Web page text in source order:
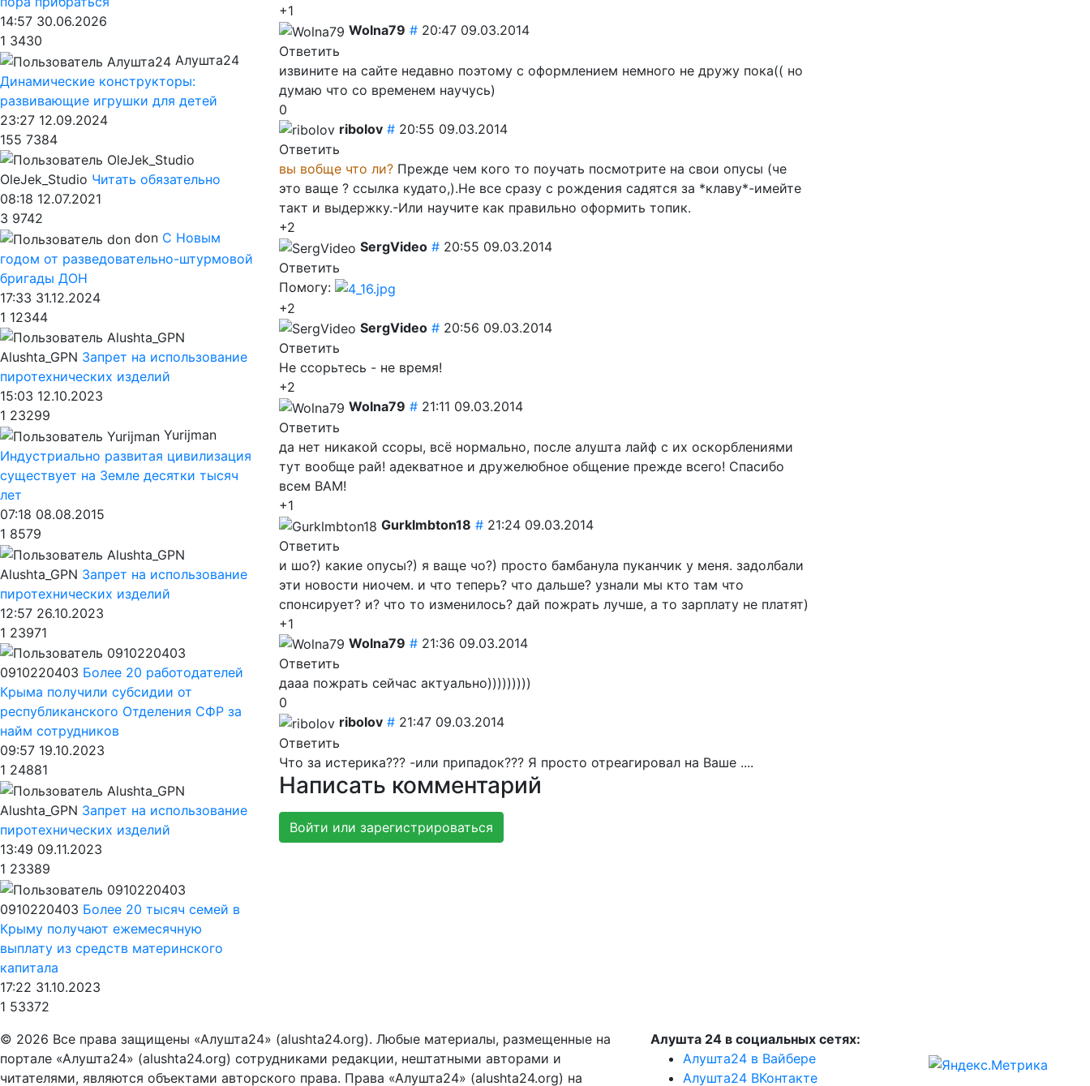
+1
Wolna79 # 20:47 09.03.2014
Ответить
извините на сайте недавно поэтому с оформлением немного не дружу пока(( но
думаю что со временем научусь)
0
ribolov # 20:55 09.03.2014
Ответить
вы вобще что ли?Прежде чем кого то поучать посмотрите на свои опусы (че
это ваще ? ссылка кудато,).Не все сразу с рождения садятся за *клаву*-имейте
такт и выдержку.-Или научите как правильно оформить топик.
+2
SergVideo # 20:55 09.03.2014
Ответить
Помогу:
+2
SergVideo # 20:56 09.03.2014
Ответить
Не ссорьтесь - не время!
+2
Wolna79 # 21:11 09.03.2014
Ответить
да нет никакой ссоры, всё нормально, после алушта лайф с их оскорблениями
тут вообще рай! адекватное и дружелюбное общение прежде всего! Спасибо
всем ВАМ!
+1
Gurklmbton18 # 21:24 09.03.2014
Ответить
и шо?) какие опусы?) я ваще чо?) просто бамбанула пуканчик у меня. задолбали
эти новости ниочем. и что теперь? что дальше? узнали мы кто там что
спонсирует? и? что то изменилось? дай пожрать лучше, а то зарплату не платят)
+1
Wolna79 # 21:36 09.03.2014
Ответить
дааа пожрать сейчас актуально)))))))))
0
ribolov # 21:47 09.03.2014
Ответить
Что за истерика??? -или припадок??? Я просто отреагировал на Ваше ....
Написать комментарий
Войти или зарегистрироваться
14:57 30.06.2026
1 3430
Алушта24
Динамические конструкторы:
развивающие игрушки для детей
23:27 12.09.2024
155 7384
OleJek_Studio Читать обязательно
08:18 12.07.2021
3 9742
don С Новым
годом от разведовательно-штурмовой
бригады ДОН
17:33 31.12.2024
1 12344
Alushta_GPN Запрет на использование
пиротехнических изделий
15:03 12.10.2023
1 23299
Yurijman
Индустриально развитая цивилизация
существует на Земле десятки тысяч
лет
07:18 08.08.2015
1 8579
Alushta_GPN Запрет на использование
пиротехнических изделий
12:57 26.10.2023
1 23971
0910220403 Более 20 работодателей
Крыма получили субсидии от
республиканского Отделения СФР за
найм сотрудников
09:57 19.10.2023
1 24881
Alushta_GPN Запрет на использование
пиротехнических изделий
13:49 09.11.2023
1 23389
0910220403 Более 20 тысяч семей в
Крыму получают ежемесячную
выплату из средств материнского
капитала
17:22 31.10.2023
1 53372
© 2026 Все права защищены «Алушта24» (alushta24.org). Любые материалы, размещенные на
портале «Алушта24» (alushta24.org) сотрудниками редакции, нештатными авторами и
читателями, являются объектами авторского права. Права «Алушта24» (alushta24.org) на
Алушта 24 в социальных сетях:
Алушта24 в Вайбере
Алушта24 ВКонтакте